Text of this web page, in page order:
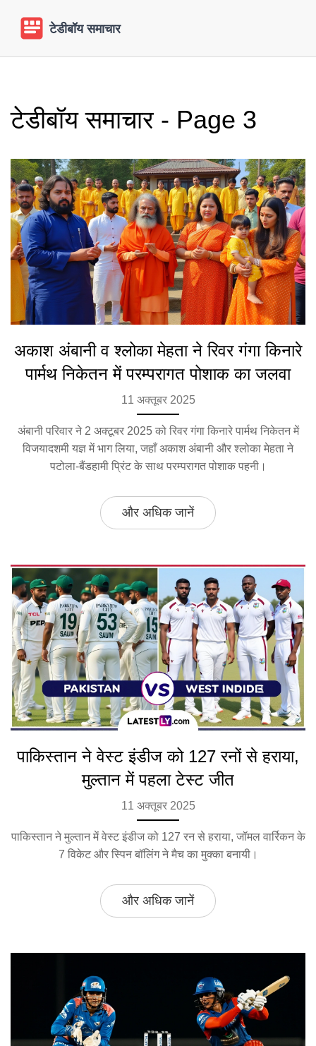
टेडीबॉय समाचार - Page 3
अकाश अंबानी व श्लोका मेहता ने रिवर गंगा किनारे
पार्मथ निकेतन में परम्परागत पोशाक का जलवा
11 अक्तूबर 2025
अंबानी परिवार ने 2 अक्टूबर 2025 को रिवर गंगा किनारे पार्मथ निकेतन में
विजयादशमी यज्ञ में भाग लिया, जहाँ अकाश अंबानी और श्लोका मेहता ने
पटोला‑बैंडहामी प्रिंट के साथ परम्परागत पोशाक पहनी।
और अधिक जानें
पाकिस्तान ने वेस्ट इंडीज को 127 रनों से हराया,
मुल्तान में पहला टेस्ट जीत
11 अक्तूबर 2025
पाकिस्तान ने मुल्तान में वेस्ट इंडीज को 127 रन से हराया, जॉमल वार्रिकन के
7 विकेट और स्पिन बॉलिंग ने मैच का मुक्का बनायी।
और अधिक जानें